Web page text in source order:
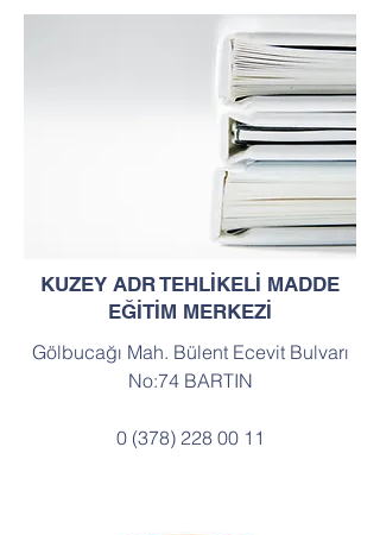
KUZEY ADR TEHLİKELİ MADDE
EĞİTİM MERKEZİ
Gölbucağı Mah. Bülent Ecevit Bulvarı
No:74 BARTIN
0 (378) 228 00 11